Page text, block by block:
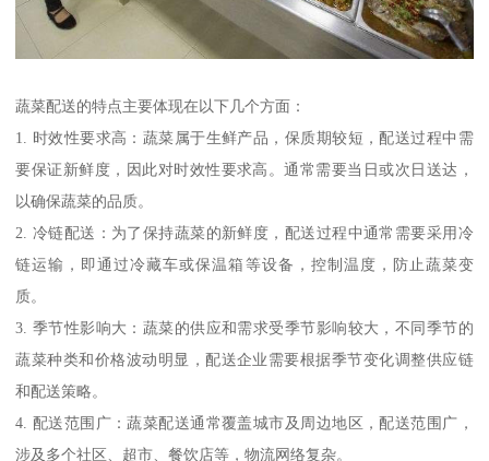
蔬菜配送的特点主要体现在以下几个方面：
1. 时效性要求高：蔬菜属于生鲜产品，保质期较短，配送过程中需
要保证新鲜度，因此对时效性要求高。通常需要当日或次日送达，
以确保蔬菜的品质。
2. 冷链配送：为了保持蔬菜的新鲜度，配送过程中通常需要采用冷
链运输，即通过冷藏车或保温箱等设备，控制温度，防止蔬菜变
质。
3. 季节性影响大：蔬菜的供应和需求受季节影响较大，不同季节的
蔬菜种类和价格波动明显，配送企业需要根据季节变化调整供应链
和配送策略。
4. 配送范围广：蔬菜配送通常覆盖城市及周边地区，配送范围广，
涉及多个社区、超市、餐饮店等，物流网络复杂。